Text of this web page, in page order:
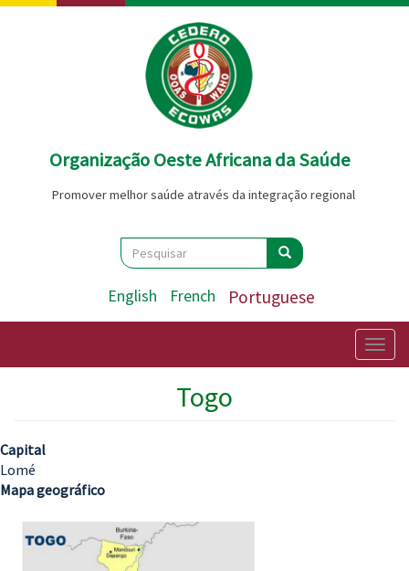
Passar
Organização Oeste Africana da Saúde
Promover melhor saúde através da integração regional
Search
Pesquisar Pesquisar
English French Portuguese
Togo
Capital
Lomé
Mapa geográfico
Imagem